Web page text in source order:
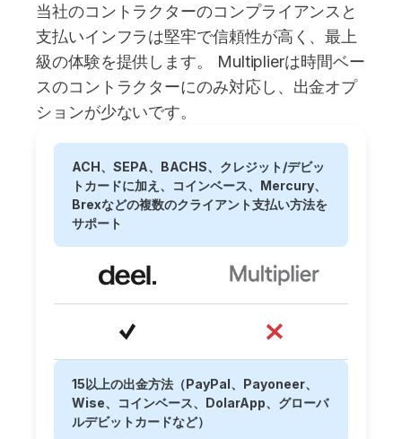
当社のコントラクターのコンプライアンスと
支払いインフラは堅牢で信頼性が高く、最上
級の体験を提供します。 Multiplierは時間ベー
スのコントラクターにのみ対応し、出金オプ
ションが少ないです。
ACH、SEPA、BACHS、クレジット/デビッ
トカードに加え、コインベース、Mercury、
Brexなどの複数のクライアント支払い方法を
サポート
15以上の出金方法（PayPal、Payoneer、
Wise、コインベース、DolarApp、グローバ
ルデビットカードなど）